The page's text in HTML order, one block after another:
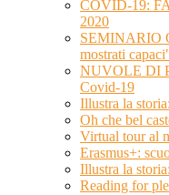
COVID-19:
2020
SEMINARIO
mostrati
NUVOLE DI
Covid-19
Illustra la
Oh che bel
Virtual tour al
Erasmus+:
Illustra la
Reading for